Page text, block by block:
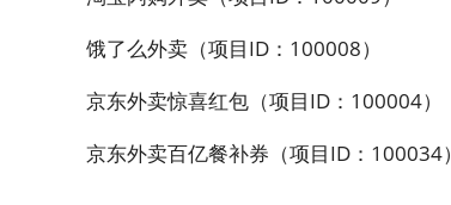
饿了么外卖（项目ID：100008）
京东外卖惊喜红包（项目ID：100004）
京东外卖百亿餐补券（项目ID：100034）